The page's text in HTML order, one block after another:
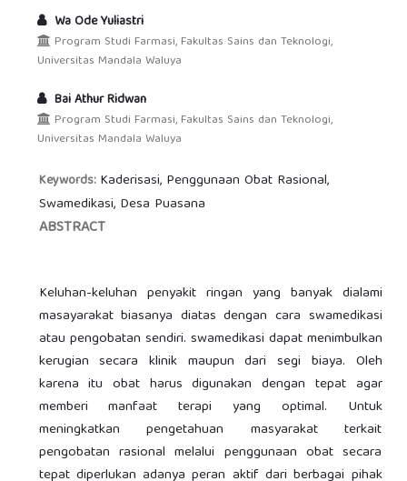
Wa Ode Yuliastri
Program Studi Farmasi, Fakultas Sains dan Teknologi,
Universitas Mandala Waluya
Bai Athur Ridwan
Program Studi Farmasi, Fakultas Sains dan Teknologi,
Universitas Mandala Waluya
Keywords: Kaderisasi, Penggunaan Obat Rasional,
Swamedikasi, Desa Puasana
ABSTRACT
Keluhan-keluhan penyakit ringan yang banyak dialami
masayarakat biasanya diatas dengan cara swamedikasi
atau pengobatan sendiri. swamedikasi dapat menimbulkan
kerugian secara klinik maupun dari segi biaya. Oleh
karena itu obat harus digunakan dengan tepat agar
memberi manfaat terapi yang optimal. Untuk
meningkatkan pengetahuan masyarakat terkait
pengobatan rasional melalui penggunaan obat secara
tepat diperlukan adanya peran aktif dari berbagai pihak